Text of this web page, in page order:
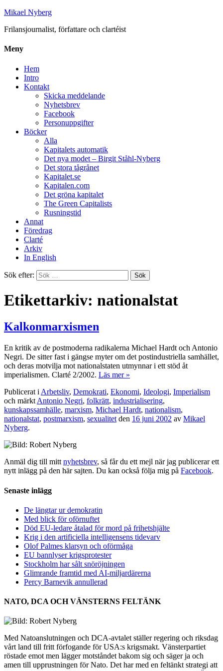
Mikael Nyberg
Frilansjournalist, författare och clartéist
Meny
Hem
Intro
Kontakt
Skicka meddelande
Nyhetsbrev
Facebook
Personuppgifter
Böcker
Alla
Kapitalets automatik
Det nya modet – Birgit Ståhl-Nyberg
Det stora tågrånet
Kapitalet.se
Kapitalen.com
Det gröna kapitalet
The Green Capitalists
Rusningstid
Annat
Föredrag
Clarté
Arkiv
In English
Sök efter:
Etikettarkiv: nationalstat
Kalkonmarxismen
En kritik av de postmoderna radikalerna Michael Hardt och Antonio
Negri. De sitter fast i gängse myter om det postindustriella samhället,
och deras motvilja mot nationalstaten utmynnar i ett stöd åt
imperialismen. Clarté 2/2002. Läs mer »
Publicerat i Arbetsliv, Demokrati, Ekonomi, Ideologi, Imperialism
och märkt Antonio Negri, folkrätt, industrialisering,
kunskapssamhälle, marxism, Michael Hardt, nationalism,
nationalstat, postmarxism, sexualitet den 16 juni 2002 av Mikael
Nyberg.
Anmäl dig till mitt nyhetsbrev, så får du ett mejl när jag publicerar ett
nytt inlägg på den här sajten. Du kan också följa mig på Facebook.
Senaste inlägg
De längtar ur demokratin
Med blick för oförnuftet
Död EU-ledare åtalad för mord på frihetshjälte
Krig i den artificiella intelligensens tidevarv
Olof Palmes klarsyn och oförmåga
EU bannlyser krigsprotester
Stockholm har sålt snöröjningen
Glimrande framtid med AI-miljardärerna
Percy Barnevik annullerad
NATO, DCA OCH VÄNSTERNS FELTÄNK
Med Natoanslutningen och DCA-avtalet ställer regering och riksdag
vårt land till fritt förfogande för USA:s krigsmakt. Vänsterpartiet
röstade emot men lägger motståndet bakom sig och säger ja och
amen till upprustningen för Nato. Det har med en feltänkt strategi att